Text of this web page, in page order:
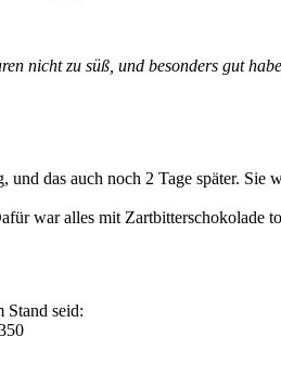
nicht zu süß, und besonders gut
das auch noch 2 Tage später.
war alles mit Zartbitterschokolade
Stand seid: